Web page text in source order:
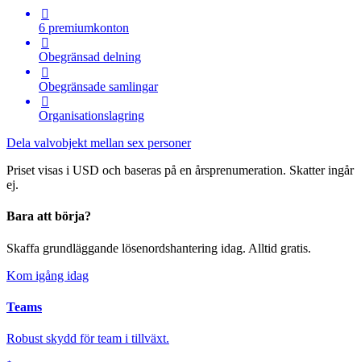

6 premiumkonton

Obegränsad delning

Obegränsade samlingar

Organisationslagring
Dela valvobjekt mellan sex personer
Priset visas i USD och baseras på en årsprenumeration. Skatter ingår
ej.
Bara att börja?
Skaffa grundläggande lösenordshantering idag. Alltid gratis.
Kom igång idag
Teams
Robust skydd för team i tillväxt.